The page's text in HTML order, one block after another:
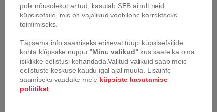
Multikeetja Tefal Turbo
uus uus
pole nõusolekut antud, kasutab SEB ainult neid
küpsisefaile, mis on vajalikud veebilehe korrektseks
toimimiseks.
Täpsema info saamiseks erinevat tüüpi küpsisefailide
kohta klõpsake nuppu "Minu valikud" kus saate ka oma
isiklikke eelistusi kohandada. Valitud valikuid saab meie
eelistuste keskuse kaudu igal ajal muuta. Lisainfo
saamiseks vaadake meie küpsiste kasutamise
poliitikat